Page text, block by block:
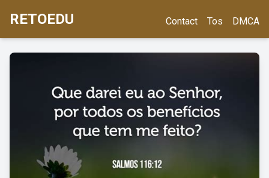
RETOEDU Contact Tos DMCA